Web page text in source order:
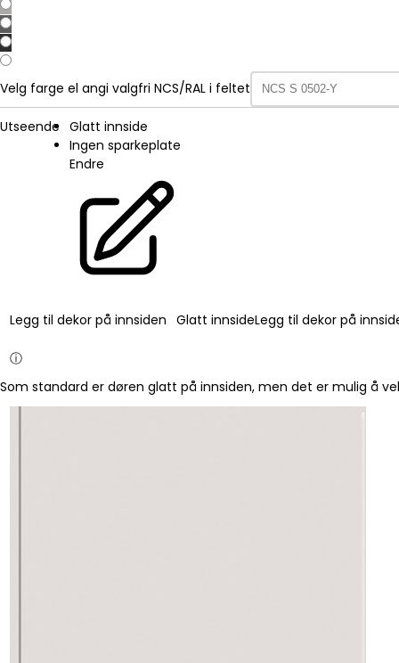
Velg farge el angi valgfri NCS/RAL i feltet
Utseende
Glatt innside
Ingen sparkeplate
Endre
Legg til dekor på innsiden Glatt innsideLegg til dekor på
ⓘ
Som standard er døren glatt på innsiden, men det er mulig å